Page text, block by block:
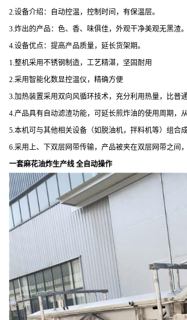
2.设备介绍：自动控温，控制时间，有保温层。
3.炸出的产品：色、香、味俱佳，外观干净美观无黑渣。
4.设备优点：提高产品质量，延长货架期。
1.整机采用不锈钢制造，工艺精湛，坚固耐用
2.采用智能化数显控温仪，精确方便
3.加热装置采用双向风循环技术，充分利用热量，比普
4.产品具有自动滤渣功能，可延长煎炸油的使用周期，
5.本机可与其他相关设备（如脱油机，拌料机等）组合
6.采用上、下双层网带传输，产品被夹在双层网带之间
一套麻花油炸生产线 全自动操作